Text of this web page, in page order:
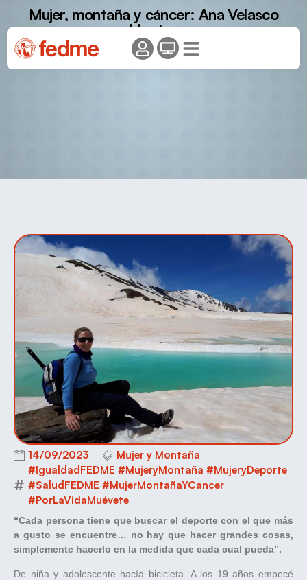
Mujer, montaña y cáncer: Ana Velasco
Montes
14/09/2023
Mujer y Montaña
#IgualdadFEDME #MujeryMontaña #MujeryDeporte
#SaludFEDME #MujerMontañaYCancer
#PorLaVidaMuévete
“Cada persona tiene que buscar el deporte con el que más
a gusto se encuentre… no hay que hacer grandes cosas,
simplemente hacerlo en la medida que cada cual pueda”.
De niña y adolescente hacía bicicleta. A los 19 años empecé